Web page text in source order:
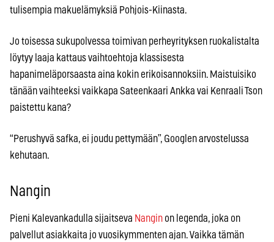
tulisempia makuelämyksiä Pohjois-Kiinasta.
Jo toisessa sukupolvessa toimivan perheyrityksen ruokalistalta
löytyy laaja kattaus vaihtoehtoja klassisesta
hapanimeläporsaasta aina kokin erikoisannoksiin. Maistuisiko
tänään vaihteeksi vaikkapa Sateenkaari Ankka vai Kenraali Tson
paistettu kana?
“Perushyvä safka, ei joudu pettymään”, Googlen arvostelussa
kehutaan.
Nangin
Pieni Kalevankadulla sijaitseva Nangin on legenda, joka on
palvellut asiakkaita jo vuosikymmenten ajan. Vaikka tämän